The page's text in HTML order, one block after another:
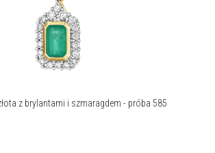
z brylantami i szmaragdem - próba 585